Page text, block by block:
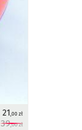
21,00 zł
39,00 zł